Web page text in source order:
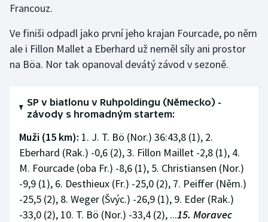
Francouz.
Ve finiši odpadl jako první jeho krajan Fourcade, po něm
ale i Fillon Mallet a Eberhard už neměl síly ani prostor
na Böa. Nor tak opanoval devátý závod v sezoně.
SP v biatlonu v Ruhpoldingu (Německo) -
závody s hromadným startem:
Muži (15 km): 1. J. T. Bö (Nor.) 36:43,8 (1), 2.
Eberhard (Rak.) -0,6 (2), 3. Fillon Maillet -2,8 (1), 4.
M. Fourcade (oba Fr.) -8,6 (1), 5. Christiansen (Nor.)
-9,9 (1), 6. Desthieux (Fr.) -25,0 (2), 7. Peiffer (Něm.)
-25,5 (2), 8. Weger (Švýc.) -26,9 (1), 9. Eder (Rak.)
-33,0 (2), 10. T. Bö (Nor.) -33,4 (2), ...15. Moravec